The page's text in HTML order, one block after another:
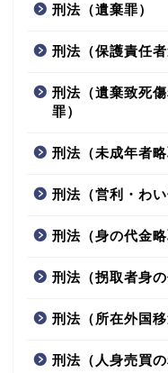
刑法（遺棄罪）
刑法（保護責任者
刑法（遺棄致死
罪）
刑法（未成年者略
刑法（営利・わ
刑法（身の代金
刑法（拐取者身
刑法（所在外国
刑法（人身売買の